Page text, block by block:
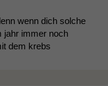
wenn dich solche
jahr immer noch
dem krebs